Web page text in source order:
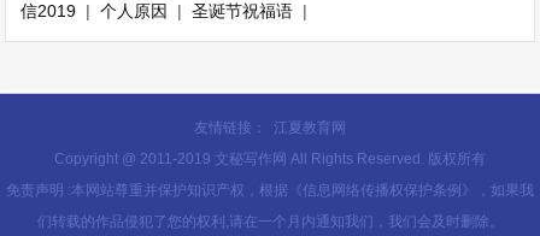
信2019 |个人原因 |圣诞节祝福语 |
友情链接： 江夏教育网
Copyright @ 2011-2019 文秘写作网 All Rights Reserved. 版权所有
免责声明 :本网站尊重并保护知识产权，根据《信息网络传播权保护条例》，如果我
们转载的作品侵犯了您的权利,请在一个月内通知我们，我们会及时删除。